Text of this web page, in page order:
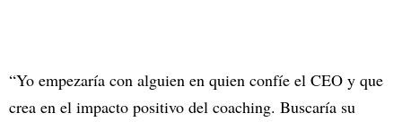
“Yo empezaría con alguien en quien confíe el CEO y que
crea en el impacto positivo del coaching. Buscaría su